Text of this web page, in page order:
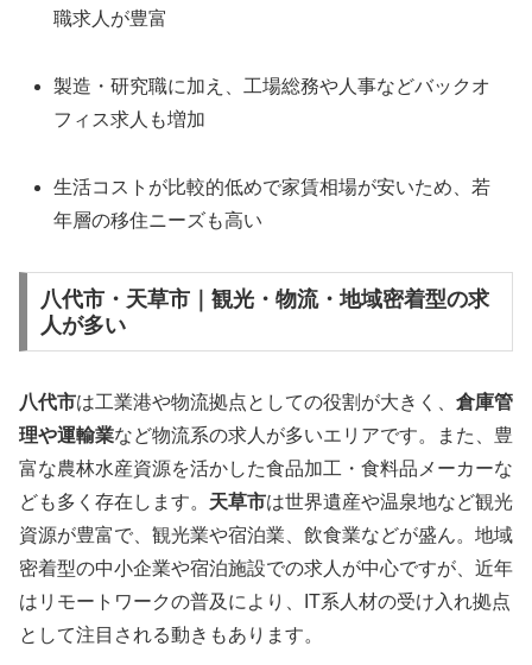
職求人が豊富
製造・研究職に加え、工場総務や人事などバックオ
フィス求人も増加
生活コストが比較的低めで家賃相場が安いため、若
年層の移住ニーズも高い
八代市・天草市｜観光・物流・地域密着型の求
人が多い
八代市は工業港や物流拠点としての役割が大きく、 倉庫管
理や運輸業など物流系の求人が多いエリアです。また、豊
富な農林水産資源を活かした食品加工・食料品メーカーな
ども多く存在します。 天草市は世界遺産や温泉地など観光
資源が豊富で、観光業や宿泊業、飲食業などが盛ん。地域
密着型の中小企業や宿泊施設での求人が中心ですが、近年
はリモートワークの普及により、IT系人材の受け入れ拠点
として注目される動きもあります。